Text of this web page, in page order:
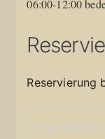
06:00-12:00
Reservierung